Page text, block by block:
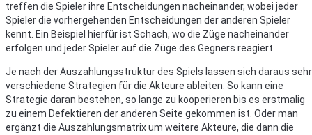
treffen die Spieler ihre Entscheidungen nacheinander, wobei jeder
Spieler die vorhergehenden Entscheidungen der anderen Spieler
kennt. Ein Beispiel hierfür ist Schach, wo die Züge nacheinander
erfolgen und jeder Spieler auf die Züge des Gegners reagiert.
Je nach der Auszahlungsstruktur des Spiels lassen sich daraus sehr
verschiedene Strategien für die Akteure ableiten. So kann eine
Strategie daran bestehen, so lange zu kooperieren bis es erstmalig
zu einem Defektieren der anderen Seite gekommen ist. Oder man
ergänzt die Auszahlungsmatrix um weitere Akteure, die dann die